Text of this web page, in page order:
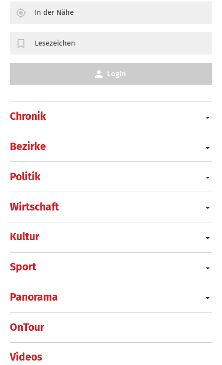
Chronik
Bezirke
Politik
Wirtschaft
Kultur
Sport
Panorama
OnTour
Videos
In der Nähe
Lesezeichen
Login